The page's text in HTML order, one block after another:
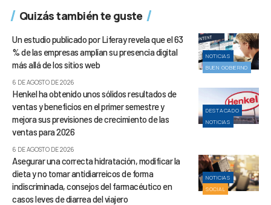
Quizás también te guste
NOTICIAS
BUEN GOBIERNO
Un estudio publicado por Liferay revela que el 63
% de las empresas amplían su presencia digital
más allá de los sitios web
6 DE AGOSTO DE 2026
DESTACADO
NOTICIAS
Henkel ha obtenido unos sólidos resultados de
ventas y beneficios en el primer semestre y
mejora sus previsiones de crecimiento de las
ventas para 2026
6 DE AGOSTO DE 2026
NOTICIAS
SOCIAL
Asegurar una correcta hidratación, modificar la
dieta y no tomar antidiarreicos de forma
indiscriminada, consejos del farmacéutico en
casos leves de diarrea del viajero